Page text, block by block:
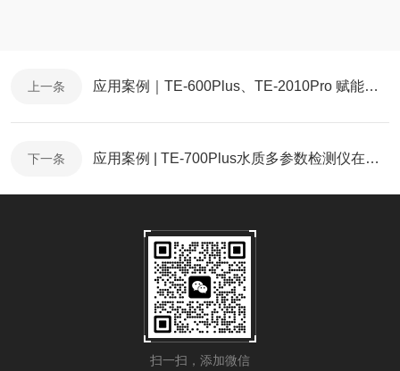
上一条 应用案例｜TE-600Plus、TE-2010Pro 赋能河北住建水环境监管
下一条 应用案例 | TE-700Plus水质多参数检测仪在环境监测领域的应用
扫一扫，添加微信